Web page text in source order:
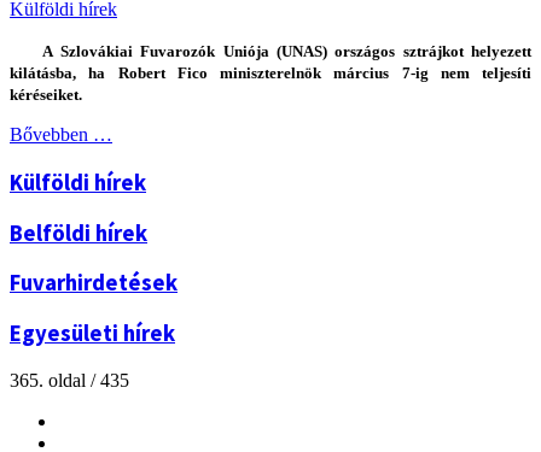
Külföldi hírek
A Szlovákiai Fuvarozók Uniója (UNAS) országos sztrájkot helyezett
kilátásba, ha Robert Fico miniszterelnök március 7-ig nem teljesíti
kéréseiket.
Bővebben …
Külföldi hírek
Belföldi hírek
Fuvarhirdetések
Egyesületi hírek
365. oldal / 435